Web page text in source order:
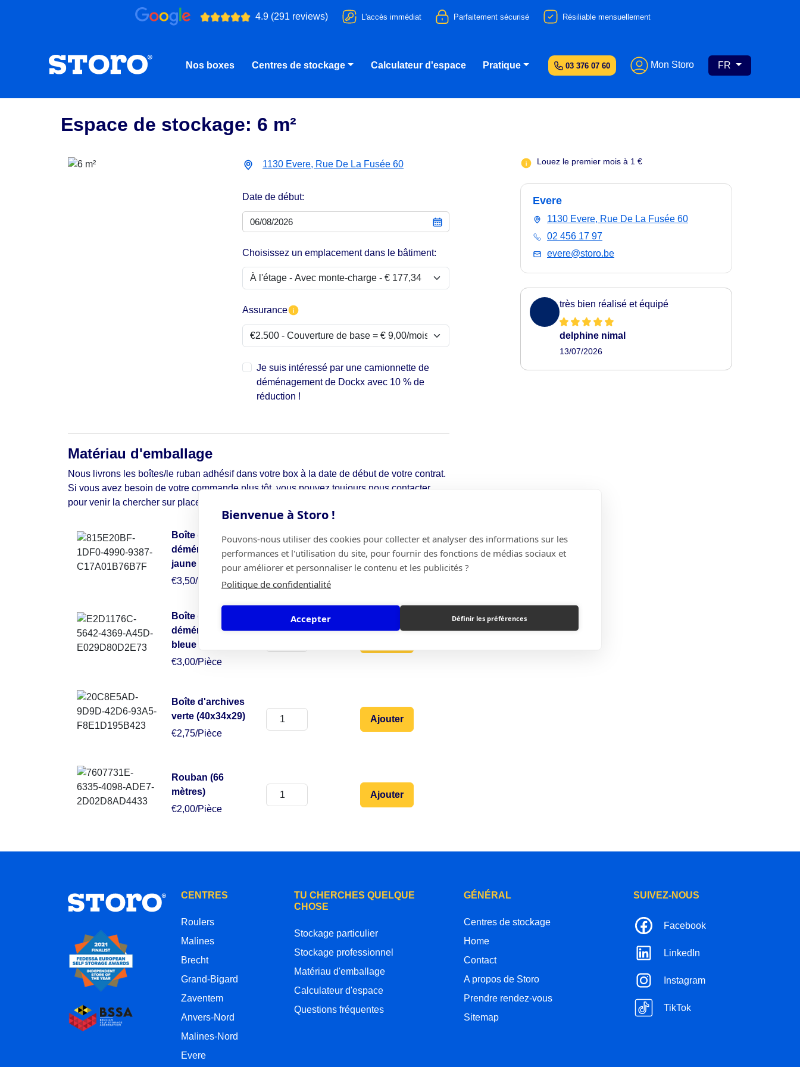
Bienvenue à Storo !
Pouvons-nous utiliser des cookies pour collecter et analyser des informations sur les
performances et l'utilisation du site, pour fournir des fonctions de médias sociaux et
pour améliorer et personnaliser le contenu et les publicités ?
Politique de confidentialité
Accepter Définir les préférences
4.9 (291 reviews) L'accès immédiat Parfaitement sécurisé Résiliable mensuellement
03 376 07 60 Mon Storo FR
Nos boxes Centres de stockage Calculateur d'espace Pratique
Espace de stockage: 6 m²
1130 Evere, Rue De La Fusée 60
Date de début:
Choisissez un emplacement dans le bâtiment:
Assurance
Je suis intéressé par une camionnette de
déménagement de Dockx avec 10 % de
réduction !
Matériau d'emballage
Nous livrons les boîtes/le ruban adhésif dans votre box à la date de début de votre contrat.
Si vous avez besoin de votre commande plus tôt, vous pouvez toujours nous contacter
pour venir la chercher sur place.
Boîte de
déménagement
jaune (50x50x30)
€3,50/Pièce
Ajouter
Boîte de
déménagement
bleue (49x34x38)
€3,00/Pièce
Boîte d'archives
verte (40x34x29)
€2,75/Pièce
Ajouter
Rouban (66
mètres)
€2,00/Pièce
Ajouter
Louez le premier mois à 1 €
Evere
1130 Evere, Rue De La Fusée 60
02 456 17 97
evere@storo.be
très bien réalisé et équipé
delphine nimal
13/07/2026
CENTRES
Roulers
Malines
Brecht
Grand-Bigard
Zaventem
Anvers-Nord
Malines-Nord
Evere
TU CHERCHES QUELQUE
CHOSE
Stockage particulier
Stockage professionnel
Matériau d'emballage
Calculateur d'espace
Questions fréquentes
GÉNÉRAL
Centres de stockage
Home
Contact
A propos de Storo
Prendre rendez-vous
Sitemap
SUIVEZ-NOUS
Facebook
LinkedIn
Instagram
TikTok